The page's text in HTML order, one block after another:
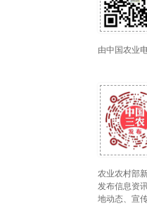
由中国农业
农业农村部
发布信息资
地动态、宣